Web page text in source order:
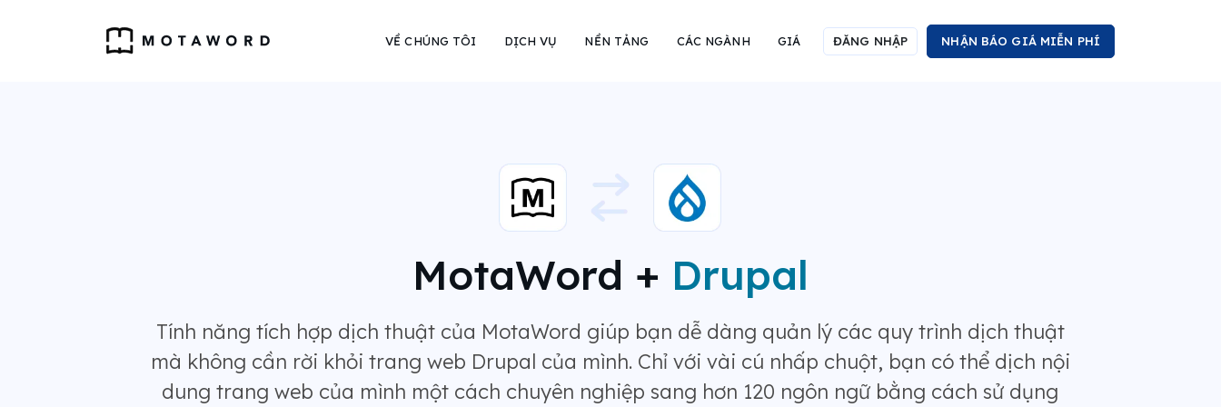
VỀ CHÚNG TÔI DỊCH VỤ NỀN TẢNG CÁC NGÀNH GIÁ ĐĂNG NHẬP NHẬN BÁO GIÁ MIỄN PHÍ
MotaWord + Drupal
Tính năng tích hợp dịch thuật của MotaWord giúp bạn dễ dàng quản lý các quy trình dịch thuật
mà không cần rời khỏi trang web Drupal của mình. Chỉ với vài cú nhấp chuột, bạn có thể dịch nội
dung trang web của mình một cách chuyên nghiệp sang hơn 120 ngôn ngữ bằng cách sử dụng